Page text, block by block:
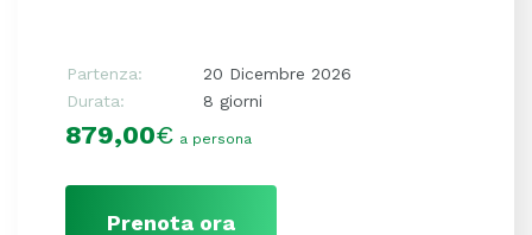
Partenza:
20 Dicembre 2026
Durata:
8 giorni
879,00€ a persona
Prenota ora